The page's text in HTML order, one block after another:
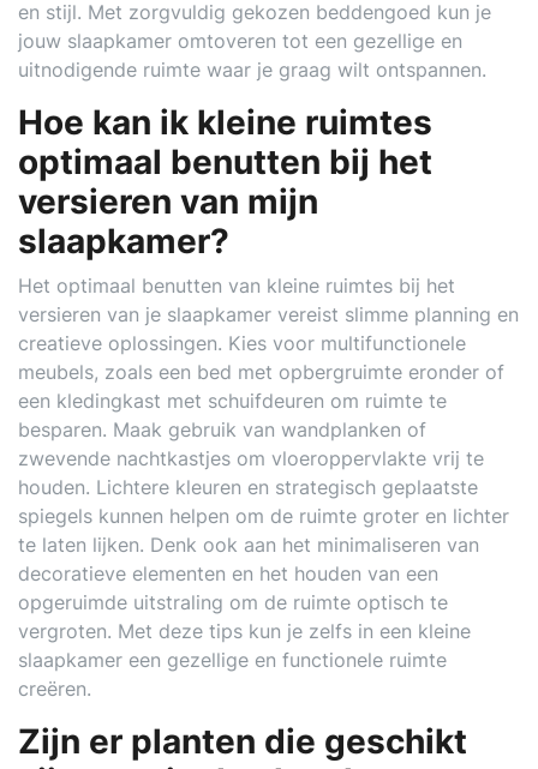
en stijl. Met zorgvuldig gekozen beddengoed kun je
jouw slaapkamer omtoveren tot een gezellige en
uitnodigende ruimte waar je graag wilt ontspannen.
Hoe kan ik kleine ruimtes
optimaal benutten bij het
versieren van mijn
slaapkamer?
Het optimaal benutten van kleine ruimtes bij het
versieren van je slaapkamer vereist slimme planning en
creatieve oplossingen. Kies voor multifunctionele
meubels, zoals een bed met opbergruimte eronder of
een kledingkast met schuifdeuren om ruimte te
besparen. Maak gebruik van wandplanken of
zwevende nachtkastjes om vloeroppervlakte vrij te
houden. Lichtere kleuren en strategisch geplaatste
spiegels kunnen helpen om de ruimte groter en lichter
te laten lijken. Denk ook aan het minimaliseren van
decoratieve elementen en het houden van een
opgeruimde uitstraling om de ruimte optisch te
vergroten. Met deze tips kun je zelfs in een kleine
slaapkamer een gezellige en functionele ruimte
creëren.
Zijn er planten die geschikt